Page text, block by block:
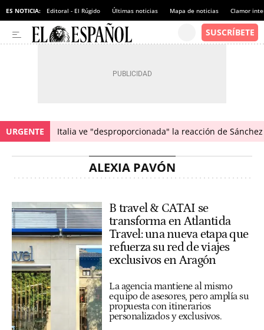
ES NOTICIA: Editoral - El Rúgido Últimas noticias Mapa de noticias Clamor
URGENTE Italia ve "desproporcionada" la reacción de
ALEXIA PAVÓN
B travel & CATAI se
transforma en Atlantida
Travel: una nueva etapa que
refuerza su red de viajes
exclusivos en Aragón
La agencia mantiene al mismo
equipo de asesores, pero amplía su
propuesta con itinerarios
personalizados y exclusivos.